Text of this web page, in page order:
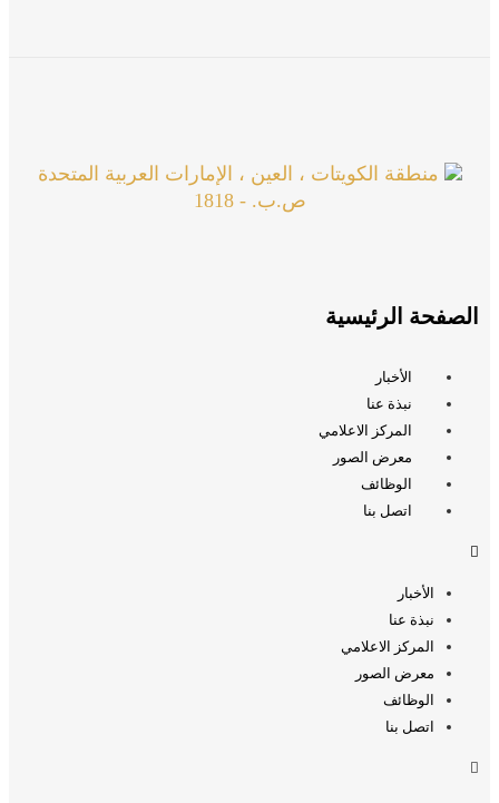
منطقة الكويتات ، العين ، الإمارات العربية المتحدة
ص.ب. - 1818
الصفحة الرئيسية
الأخبار
نبذة عنا
المركز الاعلامي
معرض الصور
الوظائف
اتصل بنا
الأخبار
نبذة عنا
المركز الاعلامي
معرض الصور
الوظائف
اتصل بنا